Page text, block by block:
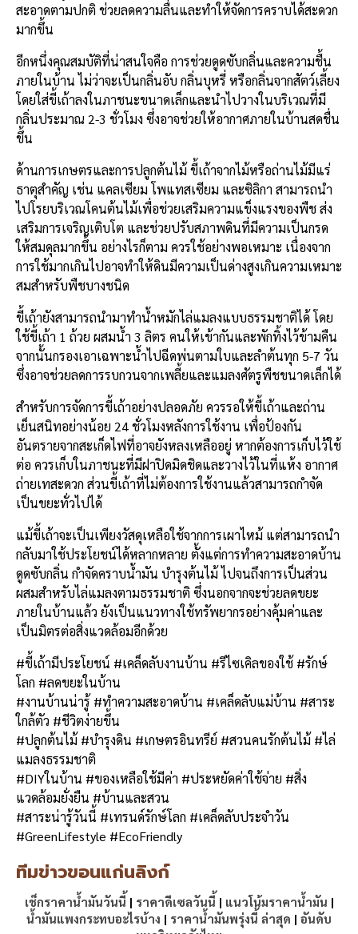
สะอาดตามปกติ ช่วยลดความลื่นและทำให้จัดการคราบได้สะดวก
มากขึ้น
อีกหนึ่งคุณสมบัติที่น่าสนใจคือ การช่วยดูดซับกลิ่นและความชื้น
ภายในบ้าน ไม่ว่าจะเป็นกลิ่นอับ กลิ่นบุหรี่ หรือกลิ่นจากสัตว์เลี้ยง
โดยใส่ขี้เถ้าลงในภาชนะขนาดเล็กและนำไปวางในบริเวณที่มี
กลิ่นประมาณ 2-3 ชั่วโมง ซึ่งอาจช่วยให้อากาศภายในบ้านสดชื่น
ขึ้น
ด้านการเกษตรและการปลูกต้นไม้ ขี้เถ้าจากไม้หรือถ่านไม้มีแร่
ธาตุสำคัญ เช่น แคลเซียม โพแทสเซียม และซิลิกา สามารถนำ
ไปโรยบริเวณโคนต้นไม้เพื่อช่วยเสริมความแข็งแรงของพืช ส่ง
เสริมการเจริญเติบโต และช่วยปรับสภาพดินที่มีความเป็นกรด
ให้สมดุลมากขึ้น อย่างไรก็ตาม ควรใช้อย่างพอเหมาะ เนื่องจาก
การใช้มากเกินไปอาจทำให้ดินมีความเป็นด่างสูงเกินความเหมาะ
สมสำหรับพืชบางชนิด
ขี้เถ้ายังสามารถนำมาทำน้ำหมักไล่แมลงแบบธรรมชาติได้ โดย
ใช้ขี้เถ้า 1 ถ้วย ผสมน้ำ 3 ลิตร คนให้เข้ากันและพักทิ้งไว้ข้ามคืน
จากนั้นกรองเอาเฉพาะน้ำไปฉีดพ่นตามใบและลำต้นทุก 5-7 วัน
ซึ่งอาจช่วยลดการรบกวนจากเพลี้ยและแมลงศัตรูพืชขนาดเล็กได้
สำหรับการจัดการขี้เถ้าอย่างปลอดภัย ควรรอให้ขี้เถ้าและถ่าน
เย็นสนิทอย่างน้อย 24 ชั่วโมงหลังการใช้งาน เพื่อป้องกัน
อันตรายจากสะเก็ดไฟที่อาจยังหลงเหลืออยู่ หากต้องการเก็บไว้ใช้
ต่อ ควรเก็บในภาชนะที่มีฝาปิดมิดชิดและวางไว้ในที่แห้ง อากาศ
ถ่ายเทสะดวก ส่วนขี้เถ้าที่ไม่ต้องการใช้งานแล้วสามารถกำจัด
เป็นขยะทั่วไปได้
แม้ขี้เถ้าจะเป็นเพียงวัสดุเหลือใช้จากการเผาไหม้ แต่สามารถนำ
กลับมาใช้ประโยชน์ได้หลากหลาย ตั้งแต่การทำความสะอาดบ้าน
ดูดซับกลิ่น กำจัดคราบน้ำมัน บำรุงต้นไม้ ไปจนถึงการเป็นส่วน
ผสมสำหรับไล่แมลงตามธรรมชาติ ซึ่งนอกจากจะช่วยลดขยะ
ภายในบ้านแล้ว ยังเป็นแนวทางใช้ทรัพยากรอย่างคุ้มค่าและ
เป็นมิตรต่อสิ่งแวดล้อมอีกด้วย
#ขี้เถ้ามีประโยชน์ #เคล็ดลับงานบ้าน #รีไซเคิลของใช้ #รักษ์
โลก #ลดขยะในบ้าน
#งานบ้านน่ารู้ #ทำความสะอาดบ้าน #เคล็ดลับแม่บ้าน #สาระ
ใกล้ตัว #ชีวิตง่ายขึ้น
#ปลูกต้นไม้ #บำรุงดิน #เกษตรอินทรีย์ #สวนคนรักต้นไม้ #ไล่
แมลงธรรมชาติ
#DIYในบ้าน #ของเหลือใช้มีค่า #ประหยัดค่าใช้จ่าย #สิ่ง
แวดล้อมยั่งยืน #บ้านและสวน
#สาระน่ารู้วันนี้ #เทรนด์รักษ์โลก #เคล็ดลับประจำวัน
#GreenLifestyle #EcoFriendly
ทีมข่าวขอนแก่นลิงก์
เช็กราคาน้ำมันวันนี้ | ราคาดีเซลวันนี้ | แนวโน้มราคาน้ำมัน |
น้ำมันแพงกระทบอะไรบ้าง | ราคาน้ำมันพรุ่งนี้ ล่าสุด | อันดับ